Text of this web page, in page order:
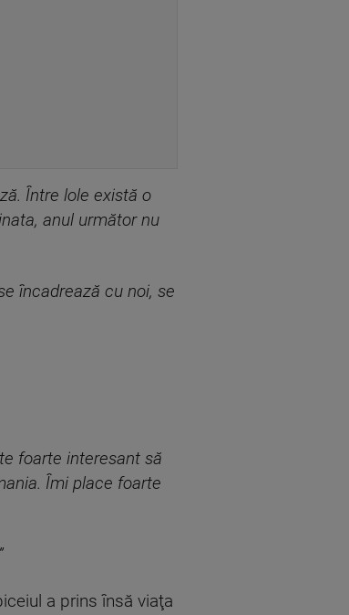
Între lole există o
anul următor nu
încadrează cu noi, se
foarte interesant să
Îmi place foarte
a prins însă viaţa